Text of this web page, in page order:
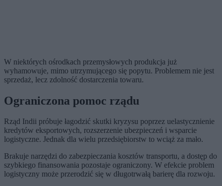
W niektórych ośrodkach przemysłowych produkcja już
wyhamowuje, mimo utrzymującego się popytu. Problemem nie jest
sprzedaż, lecz zdolność dostarczenia towaru.
Ograniczona pomoc rządu
Rząd Indii próbuje łagodzić skutki kryzysu poprzez uelastycznienie
kredytów eksportowych, rozszerzenie ubezpieczeń i wsparcie
logistyczne. Jednak dla wielu przedsiębiorstw to wciąż za mało.
Brakuje narzędzi do zabezpieczania kosztów transportu, a dostęp do
szybkiego finansowania pozostaje ograniczony. W efekcie problem
logistyczny może przerodzić się w długotrwałą barierę dla rozwoju.